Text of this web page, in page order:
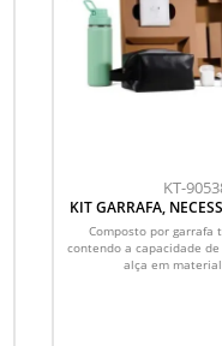
KT-
KIT GARRAFA,
Composto por garrafa
contendo a capacidade
alça em